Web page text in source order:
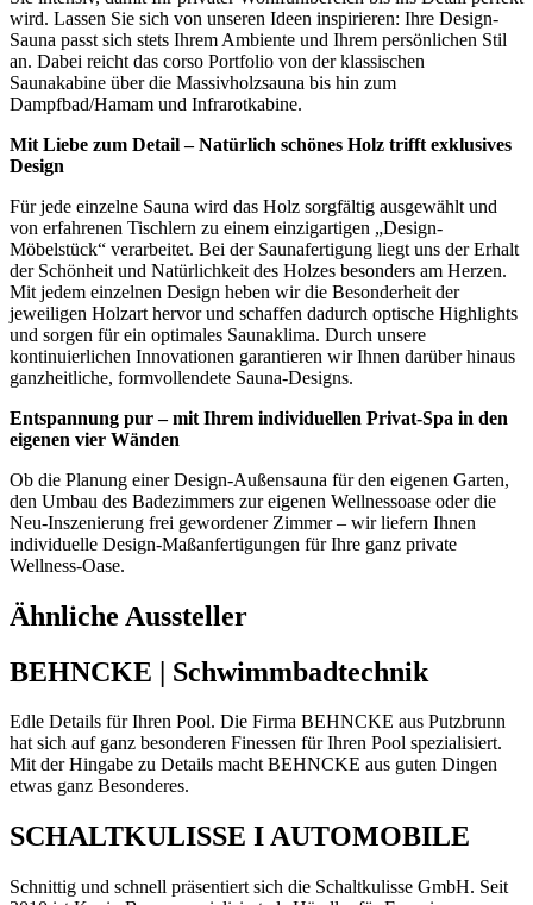
wird. Lassen Sie sich von unseren Ideen inspirieren: Ihre Design-
Sauna passt sich stets Ihrem Ambiente und Ihrem persönlichen Stil
an. Dabei reicht das corso Portfolio von der klassischen
Saunakabine über die Massivholzsauna bis hin zum
Dampfbad/Hamam und Infrarotkabine.
Mit Liebe zum Detail – Natürlich schönes Holz trifft exklusives
Design
Für jede einzelne Sauna wird das Holz sorgfältig ausgewählt und
von erfahrenen Tischlern zu einem einzigartigen „Design-
Möbelstück“ verarbeitet. Bei der Saunafertigung liegt uns der Erhalt
der Schönheit und Natürlichkeit des Holzes besonders am Herzen.
Mit jedem einzelnen Design heben wir die Besonderheit der
jeweiligen Holzart hervor und schaffen dadurch optische Highlights
und sorgen für ein optimales Saunaklima. Durch unsere
kontinuierlichen Innovationen garantieren wir Ihnen darüber hinaus
ganzheitliche, formvollendete Sauna-Designs.
Entspannung pur – mit Ihrem individuellen Privat-Spa in den
eigenen vier Wänden
Ob die Planung einer Design-Außensauna für den eigenen Garten,
den Umbau des Badezimmers zur eigenen Wellnessoase oder die
Neu-Inszenierung frei gewordener Zimmer – wir liefern Ihnen
individuelle Design-Maßanfertigungen für Ihre ganz private
Wellness-Oase.
Ähnliche Aussteller
BEHNCKE | Schwimmbadtechnik
Edle Details für Ihren Pool. Die Firma BEHNCKE aus Putzbrunn
hat sich auf ganz besonderen Finessen für Ihren Pool spezialisiert.
Mit der Hingabe zu Details macht BEHNCKE aus guten Dingen
etwas ganz Besonderes.
SCHALTKULISSE I AUTOMOBILE
Schnittig und schnell präsentiert sich die Schaltkulisse GmbH. Seit